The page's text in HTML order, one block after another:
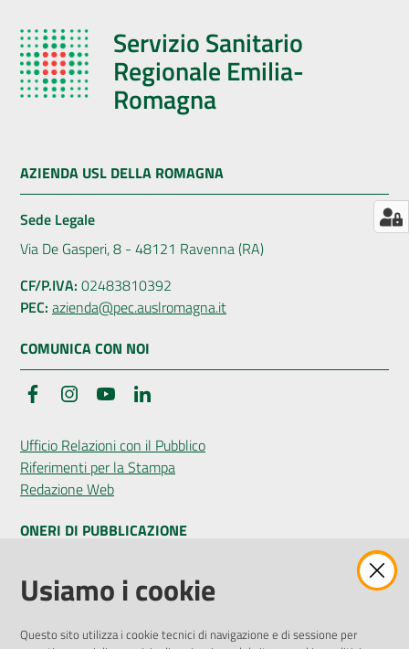
Servizio Sanitario
Regionale Emilia-
Romagna
AZIENDA USL DELLA ROMAGNA
Sede Legale
Via De Gasperi, 8 - 48121 Ravenna (RA)
CF/P.IVA: 02483810392
PEC: azienda@pec.auslromagna.it
COMUNICA CON NOI
FacebookInstagramYouTube
Ufficio Relazioni con il Pubblico
Riferimenti per la Stampa
Redazione Web
ONERI DI PUBBLICAZIONE
Amministrazione Trasparente
Pubblicità legale
Privacy Policy
Usiamo i cookie
Questo sito utilizza i cookie tecnici di navigazione e di sessione per